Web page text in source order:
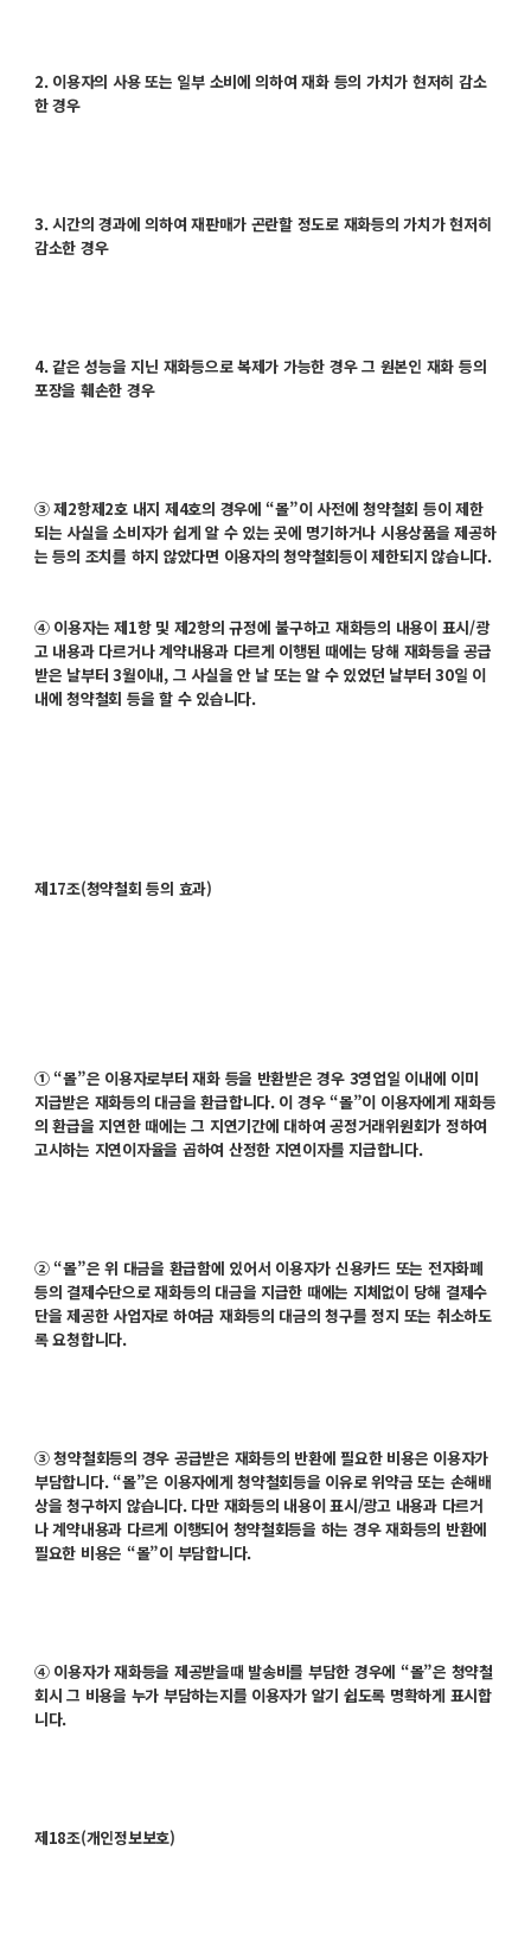
2. 이용자의 사용 또는 일부 소비에 의하여 재화 등의 가치가 현저히 감소
한 경우
3. 시간의 경과에 의하여 재판매가 곤란할 정도로 재화등의 가치가 현저히
감소한 경우
4. 같은 성능을 지닌 재화등으로 복제가 가능한 경우 그 원본인 재화 등의
포장을 훼손한 경우
③ 제2항제2호 내지 제4호의 경우에 “몰”이 사전에 청약철회 등이 제한
되는 사실을 소비자가 쉽게 알 수 있는 곳에 명기하거나 시용상품을 제공하
는 등의 조치를 하지 않았다면 이용자의 청약철회등이 제한되지 않습니다.
④ 이용자는 제1항 및 제2항의 규정에 불구하고 재화등의 내용이 표시/광
고 내용과 다르거나 계약내용과 다르게 이행된 때에는 당해 재화등을 공급
받은 날부터 3월이내, 그 사실을 안 날 또는 알 수 있었던 날부터 30일 이
내에 청약철회 등을 할 수 있습니다.
제17조(청약철회 등의 효과)
① “몰”은 이용자로부터 재화 등을 반환받은 경우 3영업일 이내에 이미
지급받은 재화등의 대금을 환급합니다. 이 경우 “몰”이 이용자에게 재화등
의 환급을 지연한 때에는 그 지연기간에 대하여 공정거래위원회가 정하여
고시하는 지연이자율을 곱하여 산정한 지연이자를 지급합니다.
② “몰”은 위 대금을 환급함에 있어서 이용자가 신용카드 또는 전자화폐
등의 결제수단으로 재화등의 대금을 지급한 때에는 지체없이 당해 결제수
단을 제공한 사업자로 하여금 재화등의 대금의 청구를 정지 또는 취소하도
록 요청합니다.
③ 청약철회등의 경우 공급받은 재화등의 반환에 필요한 비용은 이용자가
부담합니다. “몰”은 이용자에게 청약철회등을 이유로 위약금 또는 손해배
상을 청구하지 않습니다. 다만 재화등의 내용이 표시/광고 내용과 다르거
나 계약내용과 다르게 이행되어 청약철회등을 하는 경우 재화등의 반환에
필요한 비용은 “몰”이 부담합니다.
④ 이용자가 재화등을 제공받을때 발송비를 부담한 경우에 “몰”은 청약철
회시 그 비용을 누가 부담하는지를 이용자가 알기 쉽도록 명확하게 표시합
니다.
제18조(개인정보보호)